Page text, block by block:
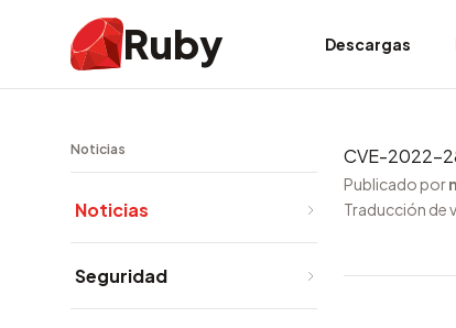
Ruby Descargas
Noticias
Noticias
Seguridad
CVE-2022-
Publicado por
Traducción de